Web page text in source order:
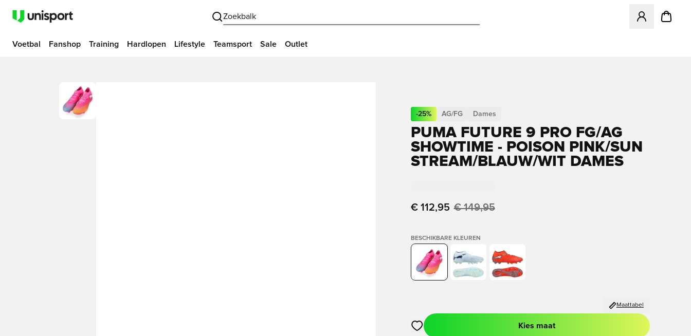
Zoekbalk
Opent een
Voetbal Fanshop Training Hardlopen Lifestyle Teamsport Sale Outlet
-25% AG/FG Dames
PUMA FUTURE 9 PRO FG/AG
SHOWTIME - POISON PINK/SUN
STREAM/BLAUW/WIT DAMES
€ 112,95 € 149,95
BESCHIKBARE KLEUREN
Maattabel
Opent een venster om in te loggen of je aan te melden als lid
Kies maat